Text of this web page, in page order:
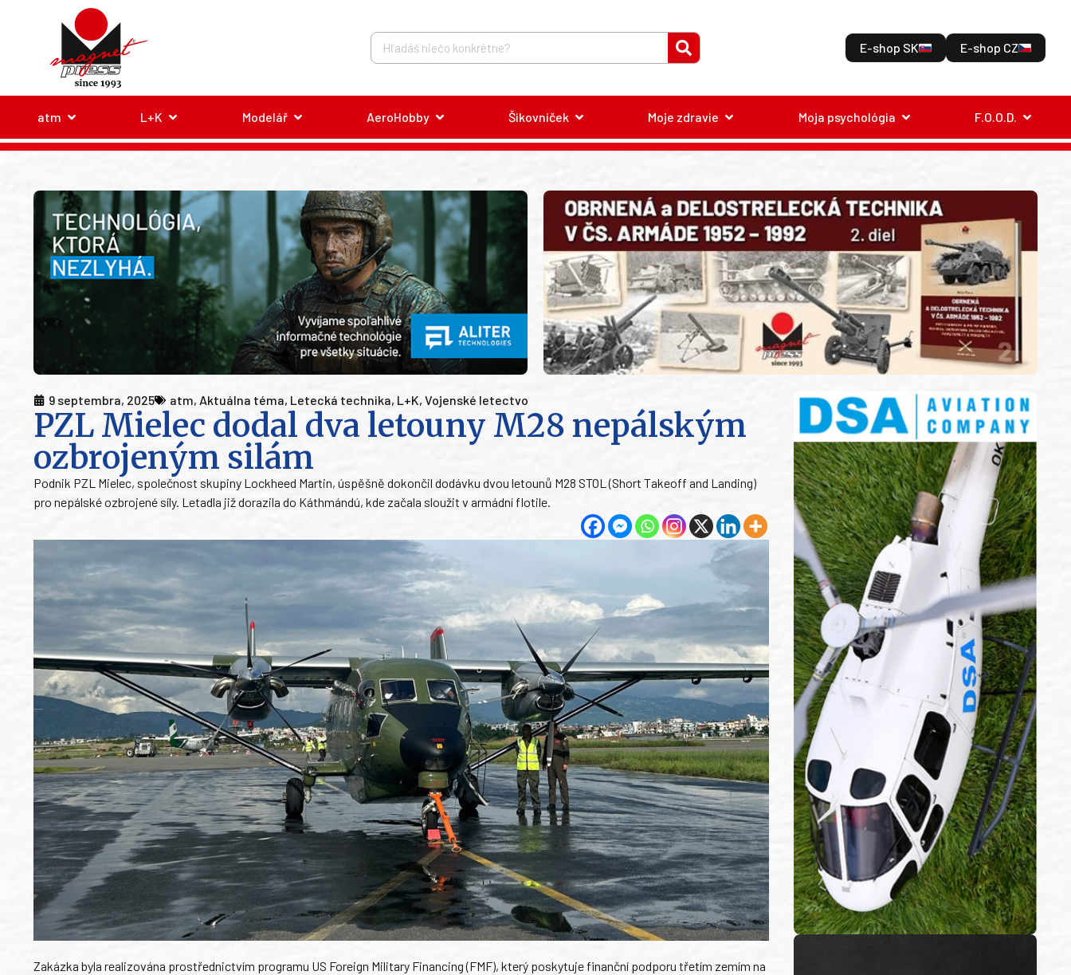
E-shop SK E-shop CZ
atm L+K Modelář AeroHobby Šikovníček Moje zdravie Moja psychológia F.O.O.D.
9 septembra, 2025 atm, Aktuálna téma, Letecká technika, L+K, Vojenské letectvo
PZL Mielec dodal dva letouny M28 nepálským
ozbrojeným silám
Podnik PZL Mielec, společnost skupiny Lockheed Martin, úspěšně dokončil dodávku dvou letounů M28 STOL (Short Takeoff and Landing)
pro nepálské ozbrojené síly. Letadla již dorazila do Káthmándú, kde začala sloužit v armádní flotile.
Zakázka byla realizována prostřednictvím programu US Foreign Military Financing (FMF), který poskytuje finanční podporu třetím zemím na